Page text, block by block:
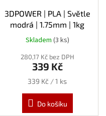
3DPOWER | PLA | Světle
modrá | 1.75mm | 1kg
Skladem (3 ks)
280,17 Kč bez DPH
339 Kč
Měrná
339 Kč / 1 ks
Do košíku